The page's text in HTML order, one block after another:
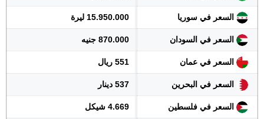
السعر في سوريا 15.950.000 ليرة
السعر في السودان 870.000 جنيه
السعر في عمان 551 ريال
السعر في البحرين 537 دينار
السعر في فلسطين 4.669 شيكل